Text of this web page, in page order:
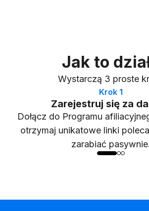
Jak to
Wystarczą 3 proste
Krok 1
Zarejestruj się za
Dołącz do Programu
otrzymaj unikatowe linki
zarabiać pasywnie.